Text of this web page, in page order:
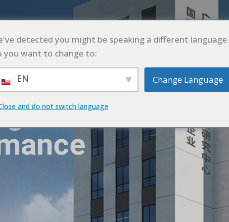
detected you might be speaking a different language.
you want to change to:
EN Change Language
and do not switch language